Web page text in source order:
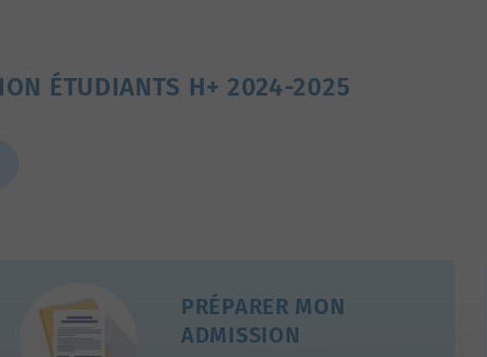
ÉTUDIANTS H+ 2024-2025
PRÉPARER MON
ADMISSION